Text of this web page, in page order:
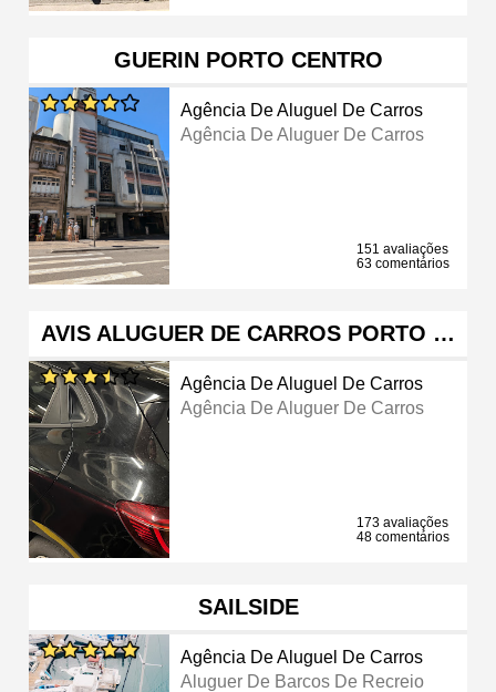
GUERIN PORTO CENTRO
Agência De Aluguel De Carros
Agência De Aluguer De Carros
151 avaliações
63 comentários
AVIS ALUGUER DE CARROS PORTO …
Agência De Aluguel De Carros
Agência De Aluguer De Carros
173 avaliações
48 comentários
SAILSIDE
Agência De Aluguel De Carros
Aluguer De Barcos De Recreio